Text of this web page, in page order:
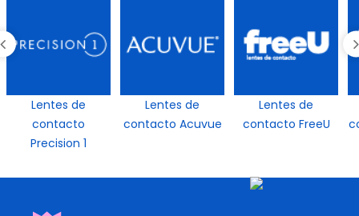
Lentes de
contacto
Precision 1
Lentes de
contacto Acuvue
Lentes de
contacto FreeU